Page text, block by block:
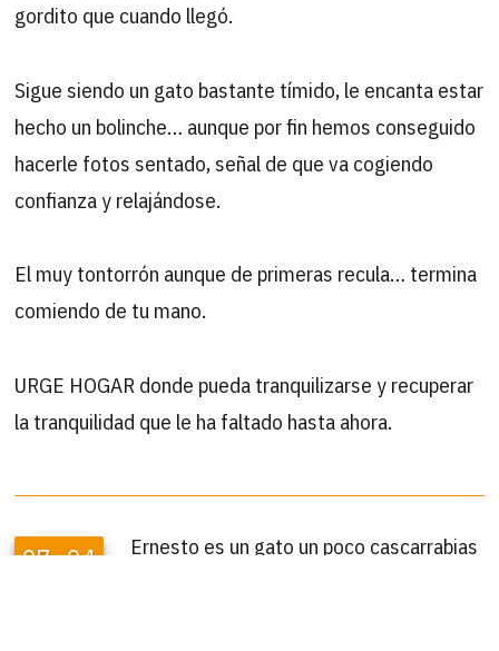
gordito que cuando llegó.
Sigue siendo un gato bastante tímido, le encanta estar
hecho un bolinche… aunque por fin hemos conseguido
hacerle fotos sentado, señal de que va cogiendo
confianza y relajándose.
El muy tontorrón aunque de primeras recula… termina
comiendo de tu mano.
URGE HOGAR donde pueda tranquilizarse y recuperar
la tranquilidad que le ha faltado hasta ahora.
07 04
Ernesto es un gato un poco cascarrabias